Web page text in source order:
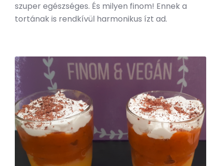
szuper egészséges. És milyen finom! Ennek a
tortának is rendkívül harmonikus ízt ad.